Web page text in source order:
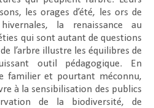
les orages d’été, les ors de
la renaissance au
qui sont autant de questions
l’arbre illustre les équilibres de
outil pédagogique. En
familier et pourtant méconnu,
à la sensibilisation des publics
de la biodiversité, de